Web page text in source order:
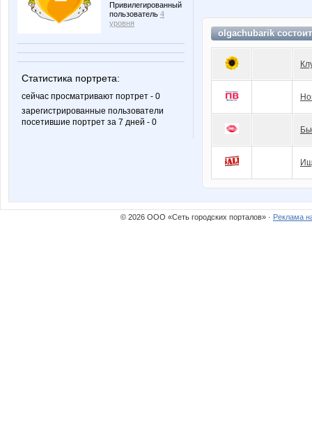
Привилегированный
пользователь 4
уровня
Статистика портрета:
сейчас просматривают портрет - 0
зарегистрированные пользователи
посетившие портрет за 7 дней - 0
olgachubarik
© 2026 ООО «Сеть городских порталов» · Реклама